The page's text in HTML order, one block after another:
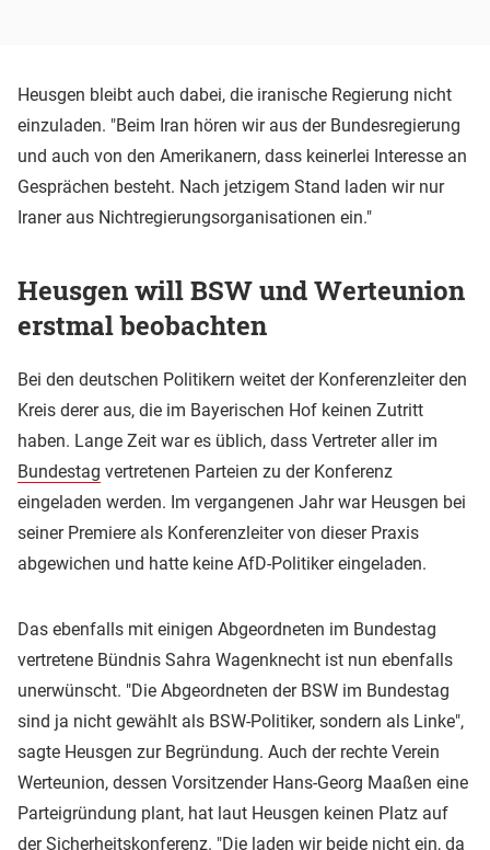
Heusgen bleibt auch dabei, die iranische Regierung nicht
einzuladen. "Beim Iran hören wir aus der Bundesregierung
und auch von den Amerikanern, dass keinerlei Interesse an
Gesprächen besteht. Nach jetzigem Stand laden wir nur
Iraner aus Nichtregierungsorganisationen ein."
Heusgen will BSW und Werteunion
erstmal beobachten
Bei den deutschen Politikern weitet der Konferenzleiter den
Kreis derer aus, die im Bayerischen Hof keinen Zutritt
haben. Lange Zeit war es üblich, dass Vertreter aller im
Bundestag vertretenen Parteien zu der Konferenz
eingeladen werden. Im vergangenen Jahr war Heusgen bei
seiner Premiere als Konferenzleiter von dieser Praxis
abgewichen und hatte keine AfD-Politiker eingeladen.
Das ebenfalls mit einigen Abgeordneten im Bundestag
vertretene Bündnis Sahra Wagenknecht ist nun ebenfalls
unerwünscht. "Die Abgeordneten der BSW im Bundestag
sind ja nicht gewählt als BSW-Politiker, sondern als Linke",
sagte Heusgen zur Begründung. Auch der rechte Verein
Werteunion, dessen Vorsitzender Hans-Georg Maaßen eine
Parteigründung plant, hat laut Heusgen keinen Platz auf
der Sicherheitskonferenz. "Die laden wir beide nicht ein, da